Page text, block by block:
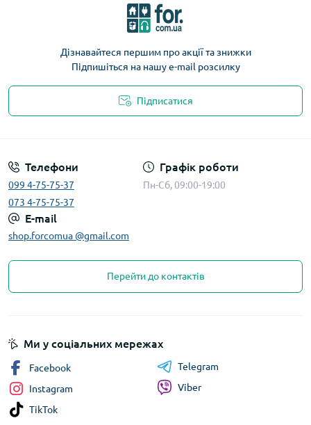
Дізнавайтеся першим про акції та знижки
Підпишіться на нашу e-mail розсилку
Підписатися
Телефони
099 4-75-75-37
073 4-75-75-37
Графік роботи
Пн-Сб, 09:00-19:00
E-mail
shop.forcomua @gmail.com
Перейти до контактів
Ми у соціальних мережах
Facebook
Instagram
TikTok
Telegram
Viber